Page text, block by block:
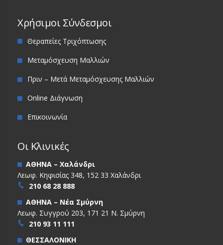
Χρήσιμοι Σύνδεσμοι
Θεραπείες Τριχόπτωσης
Μεταμόσχευση Μαλλιών
Πριν – Μετά Μεταμόσχευσης Μαλλιών
Online Διάγνωση
Επικοινωνία
Οι Κλινικές
ΑΘΗΝΑ – Χαλάνδρι
Λεωφ. Κηφισίας 348, 152 33 Χαλάνδρι
210 68 28 888
ΑΘΗΝΑ – Νέα Σμύρνη
Λεωφ. Συγγρού 203, 171 21 Ν. Σμύρνη
210 93 11 111
ΘΕΣΣΑΛΟΝΙΚΗ